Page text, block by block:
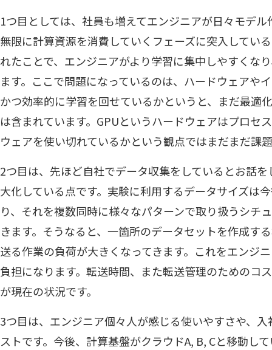
1つ目としては、社員も増えてエンジニアが日々モデ
無限に計算資源を消費していくフェーズに突入してい
れたことで、エンジニアがより学習に集中しやすくな
ます。ここで問題になっているのは、ハードウェアや
かつ効率的に学習を回せているかというと、まだ最適
は含まれています。GPUというハードウェアはプロセ
ウェアを使い切れているかという観点ではまだまだ課
2つ目は、先ほど自社でデータ収集をしているとお話
大化している点です。実験に利用するデータサイズは
り、それを複数同時に様々なパターンで取り扱うシチ
きます。そうなると、一箇所のデータセットを作成す
送る作業の負荷が大きくなってきます。これをエンジ
負担になります。転送時間、また転送管理のためのコ
が現在の状況です。
3つ目は、エンジニア個々人が感じる使いやすさや、
ストです。今後、計算基盤がクラウドA, B, Cと移動し